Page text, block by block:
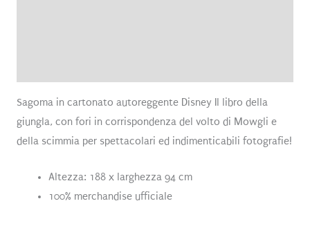
Sagoma in cartonato autoreggente Disney Il libro della
giungla, con fori in corrispondenza del volto di Mowgli e
della scimmia per spettacolari ed indimenticabili fotografie!
Altezza: 188 x larghezza 94 cm
100% merchandise ufficiale